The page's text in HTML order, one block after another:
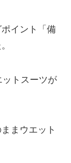
イント「備
トスーツが
まウエット